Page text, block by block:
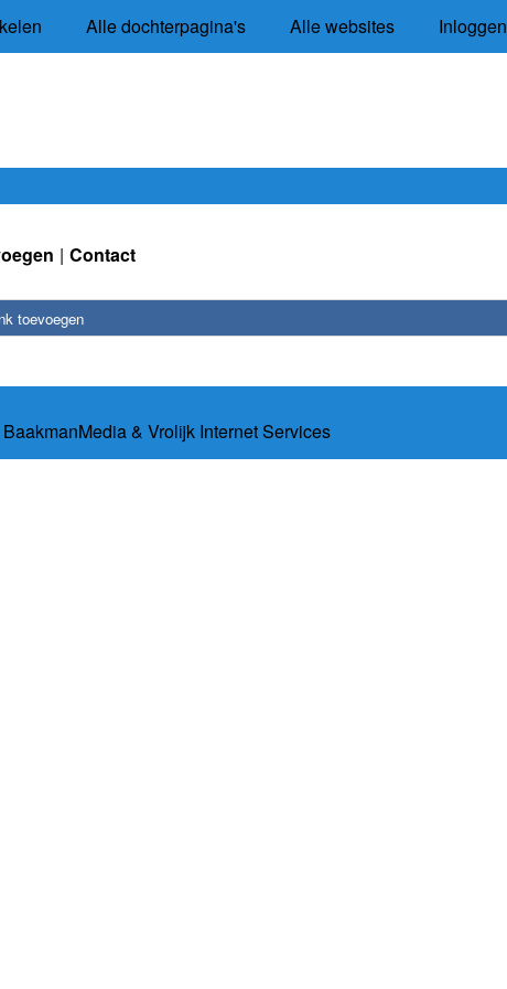
Alle dochterpagina's Alle websites Inloggen
Contact
toevoegen
BaakmanMedia& Vrolijk Internet Services